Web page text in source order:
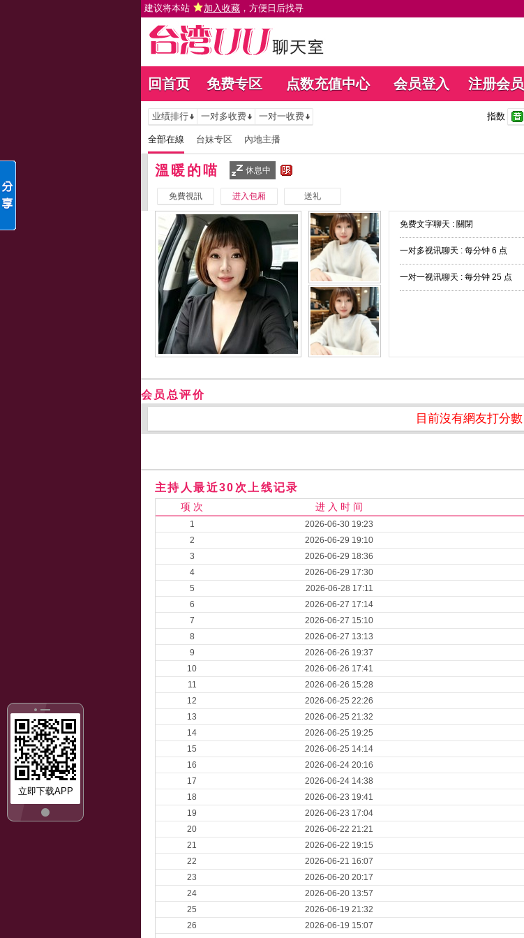
建议将本站 加入收藏 ，方便日后找寻
回首页 免费专区 点数充值中心 会员登入 注册会员
立即下载APP
业绩排行 一对多收费 一对一收费 指数
全部在線 台妹专区 內地主播
溫暖的喵 休息中
免費視訊 进入包厢 送礼
免费文字聊天 : 關閉
一对多视讯聊天 : 每分钟 6 点
一对一视讯聊天 : 每分钟 25 点
会员总评价
目前沒有網友打分數
主持人最近30次上线记录
项 次 进 入 时 间
1 2026-06-30 19:23
2
2026-06-29 19:10
3
2026-06-29 18:36
4
2026-06-29 17:30
5
2026-06-28 17:11
6
2026-06-27 17:14
7
2026-06-27 15:10
8
2026-06-27 13:13
9
2026-06-26 19:37
10
2026-06-26 17:41
11
2026-06-26 15:28
12
2026-06-25 22:26
13
2026-06-25 21:32
14
2026-06-25 19:25
15
2026-06-25 14:14
16
2026-06-24 20:16
17
2026-06-24 14:38
18
2026-06-23 19:41
19
2026-06-23 17:04
20
2026-06-22 21:21
21
2026-06-22 19:15
22
2026-06-21 16:07
23
2026-06-20 20:17
24
2026-06-20 13:57
25
2026-06-19 21:32
26
2026-06-19 15:07